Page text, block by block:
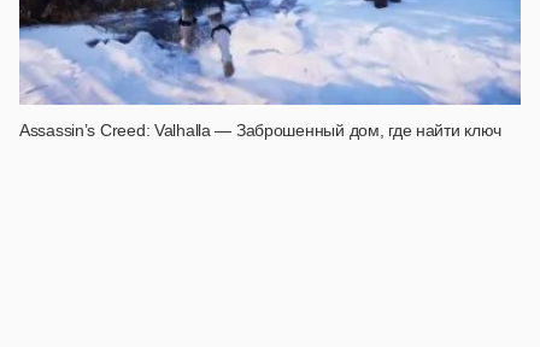
Assassin’s Creed: Valhalla — Заброшенный дом, где найти ключ